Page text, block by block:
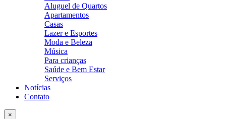
Aluguel de Quartos
Apartamentos
Casas
Lazer e Esportes
Moda e Beleza
Música
Para crianças
Saúde e Bem Estar
Serviços
Notícias
Contato
×